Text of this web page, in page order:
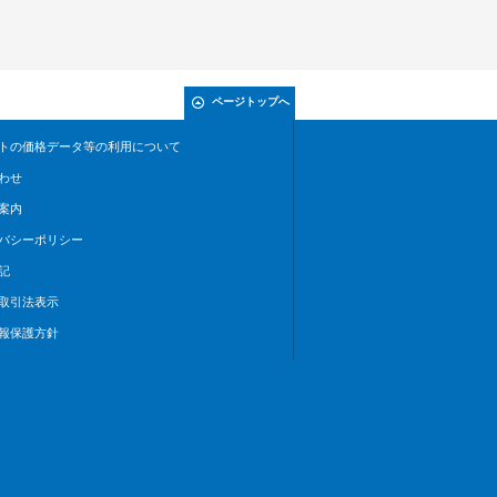
ページトップへ
の価格データ等の利用について
せ
内
シーポリシー
引法表示
保護方針